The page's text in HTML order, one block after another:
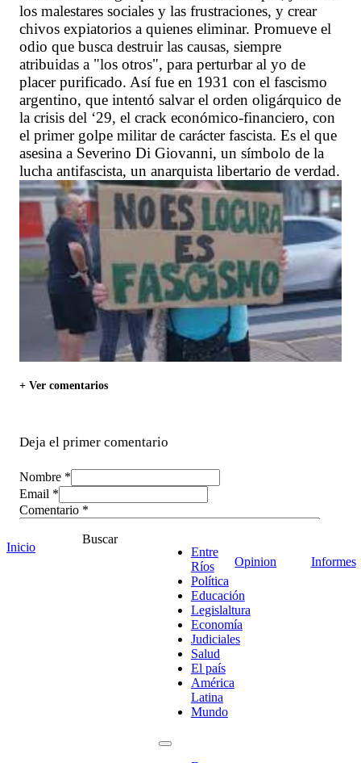
los malestares sociales y las frustraciones, y crear
chivos expiatorios a quienes eliminar. Promueve el
odio que busca destruir las causas, siempre
atribuidas a "los otros", para perturbar al yo de
placer purificado. Así fue en 1931 con el fascismo
argentino, que intentó salvar el orden oligárquico de
la crisis del ‘29, el crack económico-financiero, con
el primer golpe militar de carácter fascista. Es el que
asesina a Severino Di Giovanni, un símbolo de la
lucha antifascista, un anarquista libertario de verdad.
+ Ver comentarios
Deja el primer comentario
Nombre *
Email *
Comentario *
Inicio
Buscar
Entre
Ríos
Política
Educación
Legislaltura
Economía
Judiciales
Salud
El país
América
Latina
Mundo
Opinion Informes
¡Ponete en contacto!